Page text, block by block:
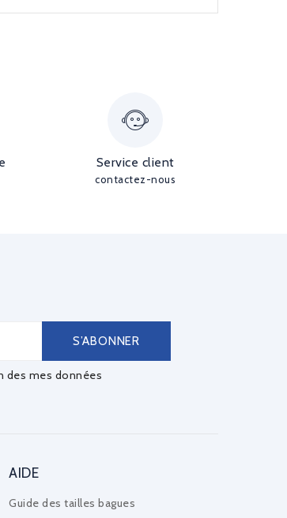
Service client
contactez-nous
des mes données
AIDE
Guide des tailles bagues